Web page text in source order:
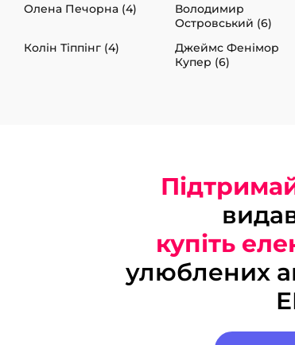
Олена Печорна (4)
Володимир
Островський (6)
Колін Тіппінг (4)
Джеймс Фенімор
Купер (6)
купіть
улюблених